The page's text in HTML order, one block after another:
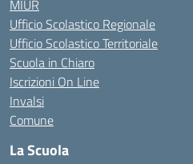
MIUR
Ufficio Scolastico Regionale
Ufficio Scolastico Territoriale
Scuola in Chiaro
Iscrizioni On Line
Invalsi
Comune
La Scuola